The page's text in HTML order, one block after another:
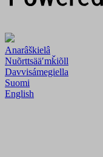
Anarâškielâ
Nuõrttsääʹmǩiõll
Davvisámegiella
Suomi
English